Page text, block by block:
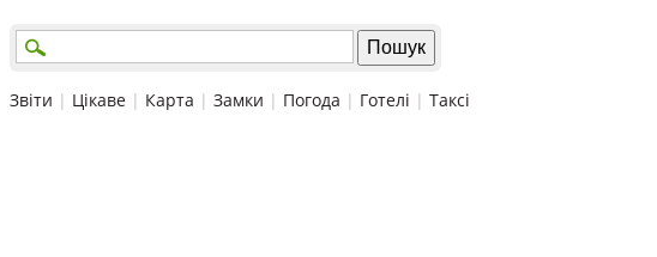
Звіти | Цікаве | Карта | Замки | Погода | Готелі | Таксі